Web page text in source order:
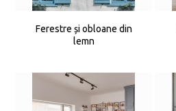
Ferestre și obloane din
lemn